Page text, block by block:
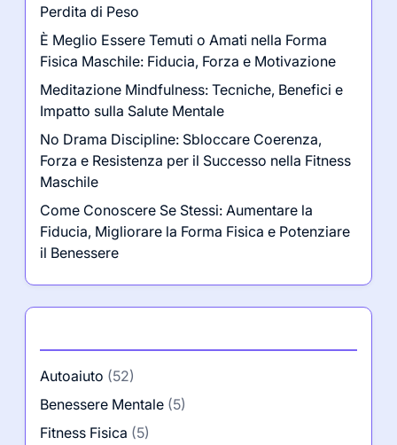
Perdita di Peso
È Meglio Essere Temuti o Amati nella Forma
Fisica Maschile: Fiducia, Forza e Motivazione
Meditazione Mindfulness: Tecniche, Benefici e
Impatto sulla Salute Mentale
No Drama Discipline: Sbloccare Coerenza,
Forza e Resistenza per il Successo nella Fitness
Maschile
Come Conoscere Se Stessi: Aumentare la
Fiducia, Migliorare la Forma Fisica e Potenziare
il Benessere
Autoaiuto (52)
Benessere Mentale (5)
Fitness Fisica (5)